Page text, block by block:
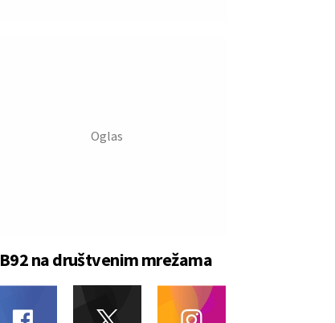
B92 na društvenim mrežama